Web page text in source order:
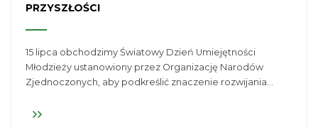
PRZYSZŁOŚCI
15 lipca obchodzimy Światowy Dzień Umiejętności
Młodzieży ustanowiony przez Organizację Narodów
Zjednoczonych, aby podkreślić znaczenie rozwijania
zrównoważonego rozwoju, aktywności społecznej i